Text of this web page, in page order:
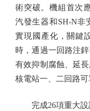
術突破。機組首次
汽發生器和SH-N非
實現國產化，關鍵
時，通過一回路注
有效抑制腐蝕、延
核電站一、二回路可
完成26項重大設